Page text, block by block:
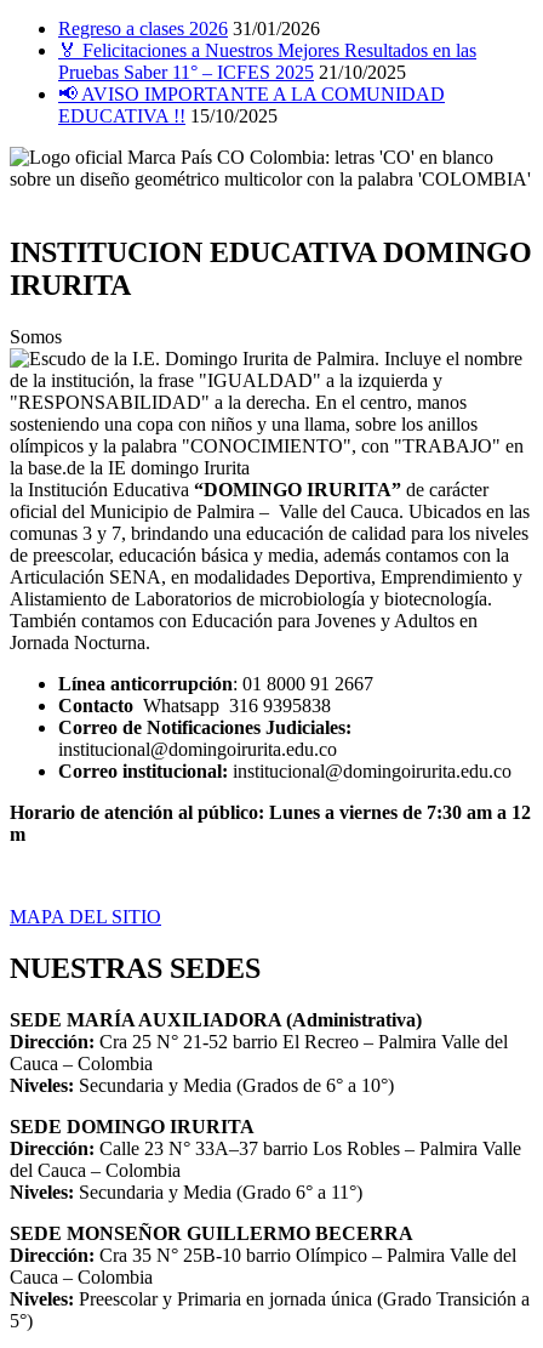
Regreso a clases 2026 31/01/2026
🏅 Felicitaciones a Nuestros Mejores Resultados en las
Pruebas Saber 11° – ICFES 2025 21/10/2025
📢 AVISO IMPORTANTE A LA COMUNIDAD
EDUCATIVA !! 15/10/2025
INSTITUCION EDUCATIVA DOMINGO
IRURITA
Somos
la Institución Educativa “DOMINGO IRURITA” de carácter
oficial del Municipio de Palmira – Valle del Cauca. Ubicados en las
comunas 3 y 7, brindando una educación de calidad para los niveles
de preescolar, educación básica y media, además contamos con la
Articulación SENA, en modalidades Deportiva, Emprendimiento y
Alistamiento de Laboratorios de microbiología y biotecnología.
También contamos con Educación para Jovenes y Adultos en
Jornada Nocturna.
Línea anticorrupción: 01 8000 91 2667
Contacto Whatsapp 316 9395838
Correo de Notificaciones Judiciales:
institucional@domingoirurita.edu.co
Correo institucional: institucional@domingoirurita.edu.co
Horario de atención al público: Lunes a viernes de 7:30 am a 12
m
MAPA DEL SITIO
NUESTRAS SEDES
SEDE MARÍA AUXILIADORA (Administrativa)
Dirección: Cra 25 N° 21-52 barrio El Recreo – Palmira Valle del
Cauca – Colombia
Niveles: Secundaria y Media (Grados de 6° a 10°)
SEDE DOMINGO IRURITA
Dirección: Calle 23 N° 33A–37 barrio Los Robles – Palmira Valle
del Cauca – Colombia
Niveles: Secundaria y Media (Grado 6° a 11°)
SEDE MONSEÑOR GUILLERMO BECERRA
Dirección: Cra 35 N° 25B-10 barrio Olímpico – Palmira Valle del
Cauca – Colombia
Niveles: Preescolar y Primaria en jornada única (Grado Transición a
5°)